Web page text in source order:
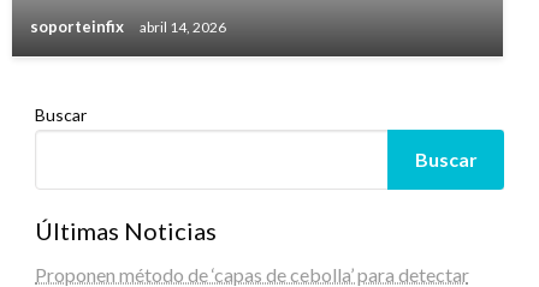
soporteinfix abril 14, 2026
Buscar
Buscar
Últimas Noticias
Proponen método de ‘capas de cebolla’ para detectar